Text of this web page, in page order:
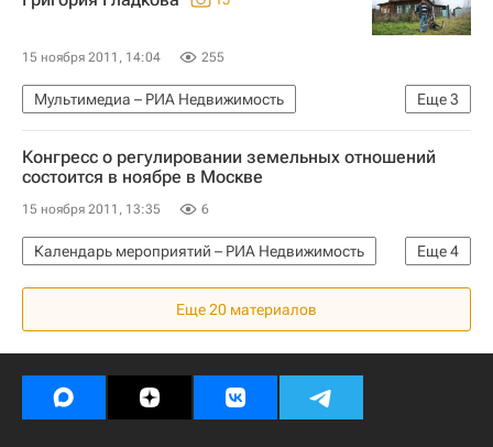
15 ноября 2011, 14:04 255
Еще3
Мультимедиа – РИА Недвижимость
Мультимедиа
Знаменитости Россия
Конгресс о регулировании земельных отношений
состоится в ноябре в Москве
15 ноября 2011, 13:35 6
Еще4
Календарь мероприятий – РИА Недвижимость
Полезное
Москва Форум
Россия
Еще 20 материалов